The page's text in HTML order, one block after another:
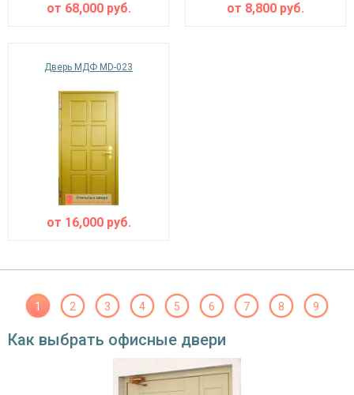
от 68,000руб. от 8,800 руб.
Дверь МДФ MD-023
от 16,000руб.
1 2 3 4 5 6 7 8 9
Как выбрать офисные двери